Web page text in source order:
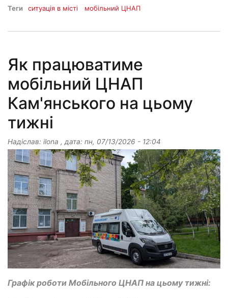
Теги ситуація в місті мобільний ЦНАП
Як працюватиме
мобільний ЦНАП
Кам'янського на цьому
тижні
Надіслав: ilona , дата: пн, 07/13/2026 - 12:04
Графік роботи Мобільного ЦНАП на цьому тижні: